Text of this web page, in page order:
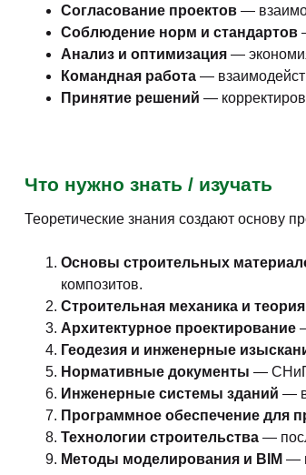
Согласование проектов —
Соблюдение норм и стандартов
Анализ и оптимизация —
Командная работа —
Принятие решений —
Что нужно знать / изучать
Теоретические знания создают основу
Основы строительных
композитов.
Строительная механика и
Архитектурное проектирование
Геодезия и инженерные
Нормативные документы — СНиП,
Инженерные системы зданий —
Программное обеспечение для
Технологии строительства —
Методы моделирования и BIM —